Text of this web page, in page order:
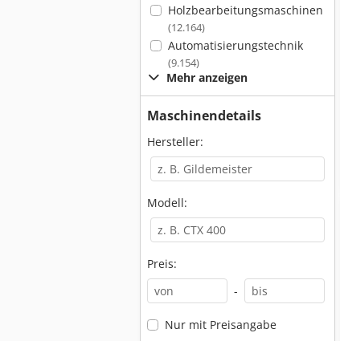
Holzbearbeitungsmaschinen
(12.164)
Automatisierungstechnik
(9.154)
Mehr anzeigen
Maschinendetails
Hersteller:
Modell:
Preis:
-
Nur mit Preisangabe